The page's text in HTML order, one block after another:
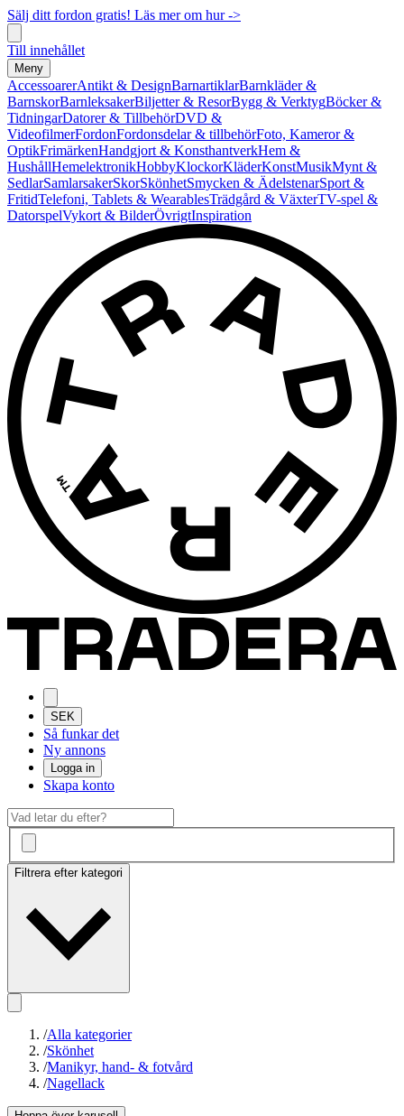
Sälj ditt fordon gratis! Läs mer om hur ->
Till innehållet
Meny
AccessoarerAntikt & DesignBarnartiklarBarnkläder &
BarnskorBarnleksakerBiljetter & ResorBygg & VerktygBöcker &
TidningarDatorer & TillbehörDVD &
VideofilmerFordonFordonsdelar & tillbehörFoto, Kameror &
OptikFrimärkenHandgjort & KonsthantverkHem &
HushållHemelektronikHobbyKlockorKläderKonstMusikMynt &
SedlarSamlarsakerSkorSkönhetSmycken & ÄdelstenarSport &
FritidTelefoni, Tablets & WearablesTrädgård & VäxterTV-spel &
DatorspelVykort & BilderÖvrigtInspiration
SEK
Så funkar det
Ny annons
Logga in
Skapa konto
Filtrera efter kategori
/Alla kategorier
/Skönhet
/Manikyr, hand- & fotvård
/Nagellack